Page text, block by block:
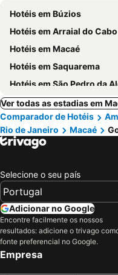
Hotéis em Búzios
Hotéis em Arraial do Cabo
Hotéis em Macaé
Hotéis em Saquarema
Hotéis em São Pedro da
Ver todas as estadias em
Comparador de Hotéis
Rio de Janeiro
Macaé
Selecione o seu país
Adicionar no Google
Encontre facilmente os nossos
resultados: adicione o trivago
fonte preferencial no Google.
Empresa